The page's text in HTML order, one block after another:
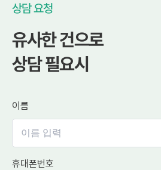
상담 요청
유사한 건으로
상담 필요시
이름
휴대폰번호